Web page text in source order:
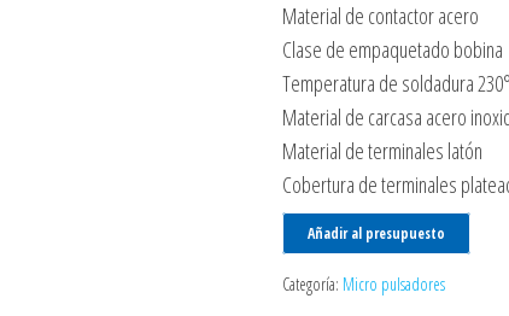
Material de contactor acero
Clase de empaquetado bobina
Temperatura de soldadura
Material de carcasa acero
Material de terminales latón
Cobertura de terminales
Añadir al presupuesto
Categoría: Micro pulsadores